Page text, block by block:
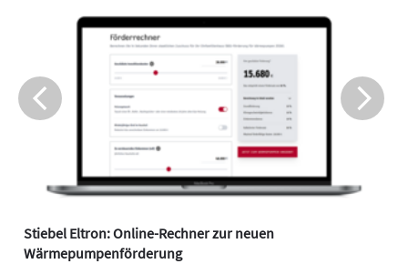
Stiebel Eltron: Online-Rechner zur neuen
Wärmepumpenförderung